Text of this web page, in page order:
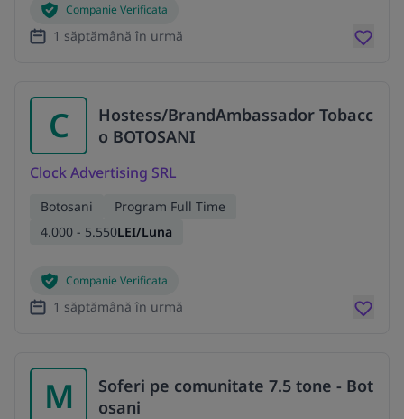
Companie Verificata
1 săptămână în urmă
C
Hostess/BrandAmbassador Tobacc
o BOTOSANI
Clock Advertising SRL
Botosani
Program Full Time
4.000 - 5.550LEI/Luna
Companie Verificata
1 săptămână în urmă
M
Soferi pe comunitate 7.5 tone - Bot
osani